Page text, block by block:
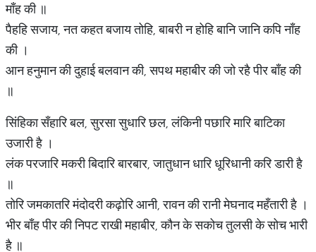
माँह की ॥
पैहहि सजाय, नत कहत बजाय तोहि, बाबरी न होहि बानि जानि कपि नाँह
की ।
आन हनुमान की दुहाई बलवान की, सपथ महाबीर की जो रहै पीर बाँह की
॥
सिंहिका सँहारि बल, सुरसा सुधारि छल, लंकिनी पछारि मारि बाटिका
उजारी है ।
लंक परजारि मकरी बिदारि बारबार, जातुधान धारि धूरिधानी करि डारी है
॥
तोरि जमकातरि मंदोदरी कढ़ोरि आनी, रावन की रानी मेघनाद महँतारी है ।
भीर बाँह पीर की निपट राखी महाबीर, कौन के सकोच तुलसी के सोच भारी
है ॥